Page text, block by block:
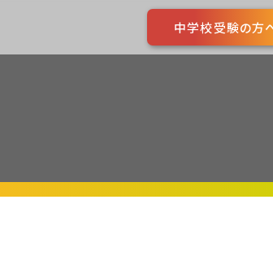
中学校受験の方